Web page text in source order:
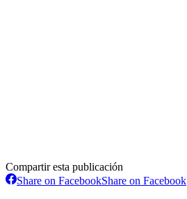
Compartir esta publicación
Share on FacebookShare on Facebook